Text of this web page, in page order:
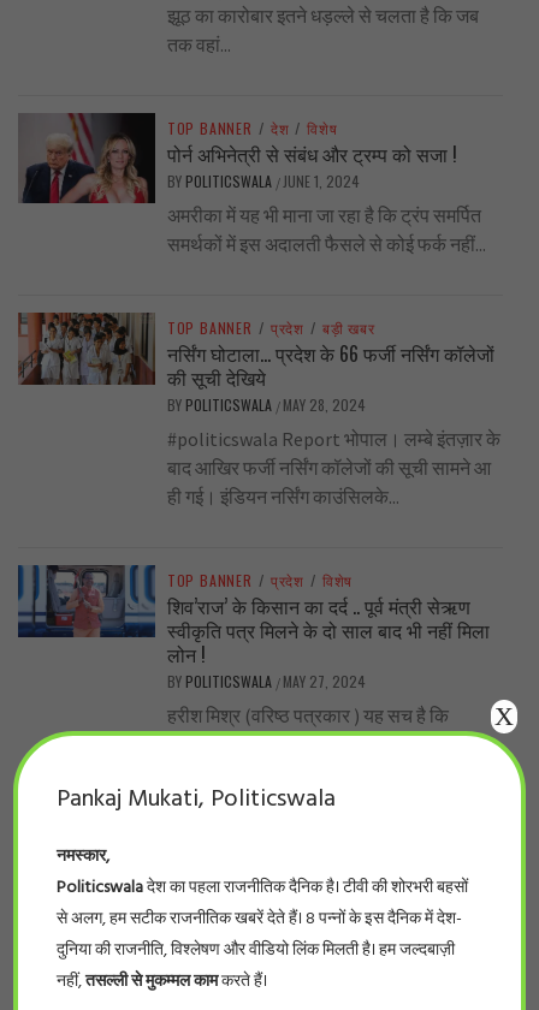
झूठ का कारोबार इतने धड़ल्ले से चलता है कि जब
तक वहां...
TOP BANNER / देश / विशेष
पोर्न अभिनेत्री से संबंध और ट्रम्प को सजा !
BY POLITICSWALA / JUNE 1, 2024
अमरीका में यह भी माना जा रहा है कि ट्रंप समर्पित
समर्थकों में इस अदालती फैसले से कोई फर्क नहीं...
TOP BANNER / प्रदेश / बड़ी खबर
नर्सिंग घोटाला… प्रदेश के 66 फर्जी नर्सिंग कॉलेजों
की सूची देखिये
BY POLITICSWALA / MAY 28, 2024
#politicswala Report भोपाल। लम्बे इंतज़ार के
बाद आखिर फर्जी नर्सिंग कॉलेजों की सूची सामने आ
ही गई। इंडियन नर्सिंग काउंसिलके...
TOP BANNER / प्रदेश / विशेष
शिव’राज’ के किसान का दर्द .. पूर्व मंत्री सेऋण
स्वीकृति पत्र मिलने के दो साल बाद भी नहीं मिला
लोन !
BY POLITICSWALA / MAY 27, 2024
हरीश मिश्र (वरिष्ठ पत्रकार ) यह सच है कि
शिवराज सरकार में लाखों-करोड़ों रुपए योजनाओं के
..नीट का पर्चा एनडीए वाले राज्यों में ही आऊट क्यों?
BYPOLITICSWALA/MAY 19, 2024
-सुनील कुमार भारत के सरकारी और निजी मेडिकल
कॉलेजों में दाखिले के लिए होने वाले इम्तिहान, नीट,
Pankaj Mukati, Politicswala
नमस्कार,
Politicswalaदेश का पहला राजनीतिक दैनिक है। टीवी की शोरभरी बहसों
से अलग, हम सटीक राजनीतिक खबरें देते हैं। 8 पन्नों के इस दैनिक में देश-
दुनिया की राजनीति, विश्लेषण और वीडियो लिंक मिलती है। हम जल्दबाज़ी
नहीं,तसल्ली से मुकम्मल कामकरते हैं।
X